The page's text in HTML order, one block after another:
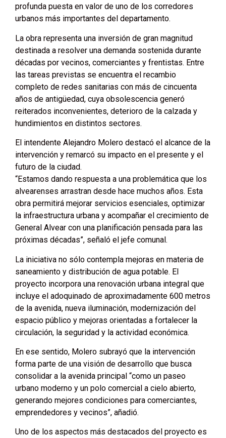
profunda puesta en valor de uno de los corredores
urbanos más importantes del departamento.
La obra representa una inversión de gran magnitud
destinada a resolver una demanda sostenida durante
décadas por vecinos, comerciantes y frentistas. Entre
las tareas previstas se encuentra el recambio
completo de redes sanitarias con más de cincuenta
años de antigüedad, cuya obsolescencia generó
reiterados inconvenientes, deterioro de la calzada y
hundimientos en distintos sectores.
El intendente Alejandro Molero destacó el alcance de la
intervención y remarcó su impacto en el presente y el
futuro de la ciudad.
“Estamos dando respuesta a una problemática que los
alvearenses arrastran desde hace muchos años. Esta
obra permitirá mejorar servicios esenciales, optimizar
la infraestructura urbana y acompañar el crecimiento de
General Alvear con una planificación pensada para las
próximas décadas”, señaló el jefe comunal.
La iniciativa no sólo contempla mejoras en materia de
saneamiento y distribución de agua potable. El
proyecto incorpora una renovación urbana integral que
incluye el adoquinado de aproximadamente 600 metros
de la avenida, nueva iluminación, modernización del
espacio público y mejoras orientadas a fortalecer la
circulación, la seguridad y la actividad económica.
En ese sentido, Molero subrayó que la intervención
forma parte de una visión de desarrollo que busca
consolidar a la avenida principal “como un paseo
urbano moderno y un polo comercial a cielo abierto,
generando mejores condiciones para comerciantes,
emprendedores y vecinos”, añadió.
Uno de los aspectos más destacados del proyecto es